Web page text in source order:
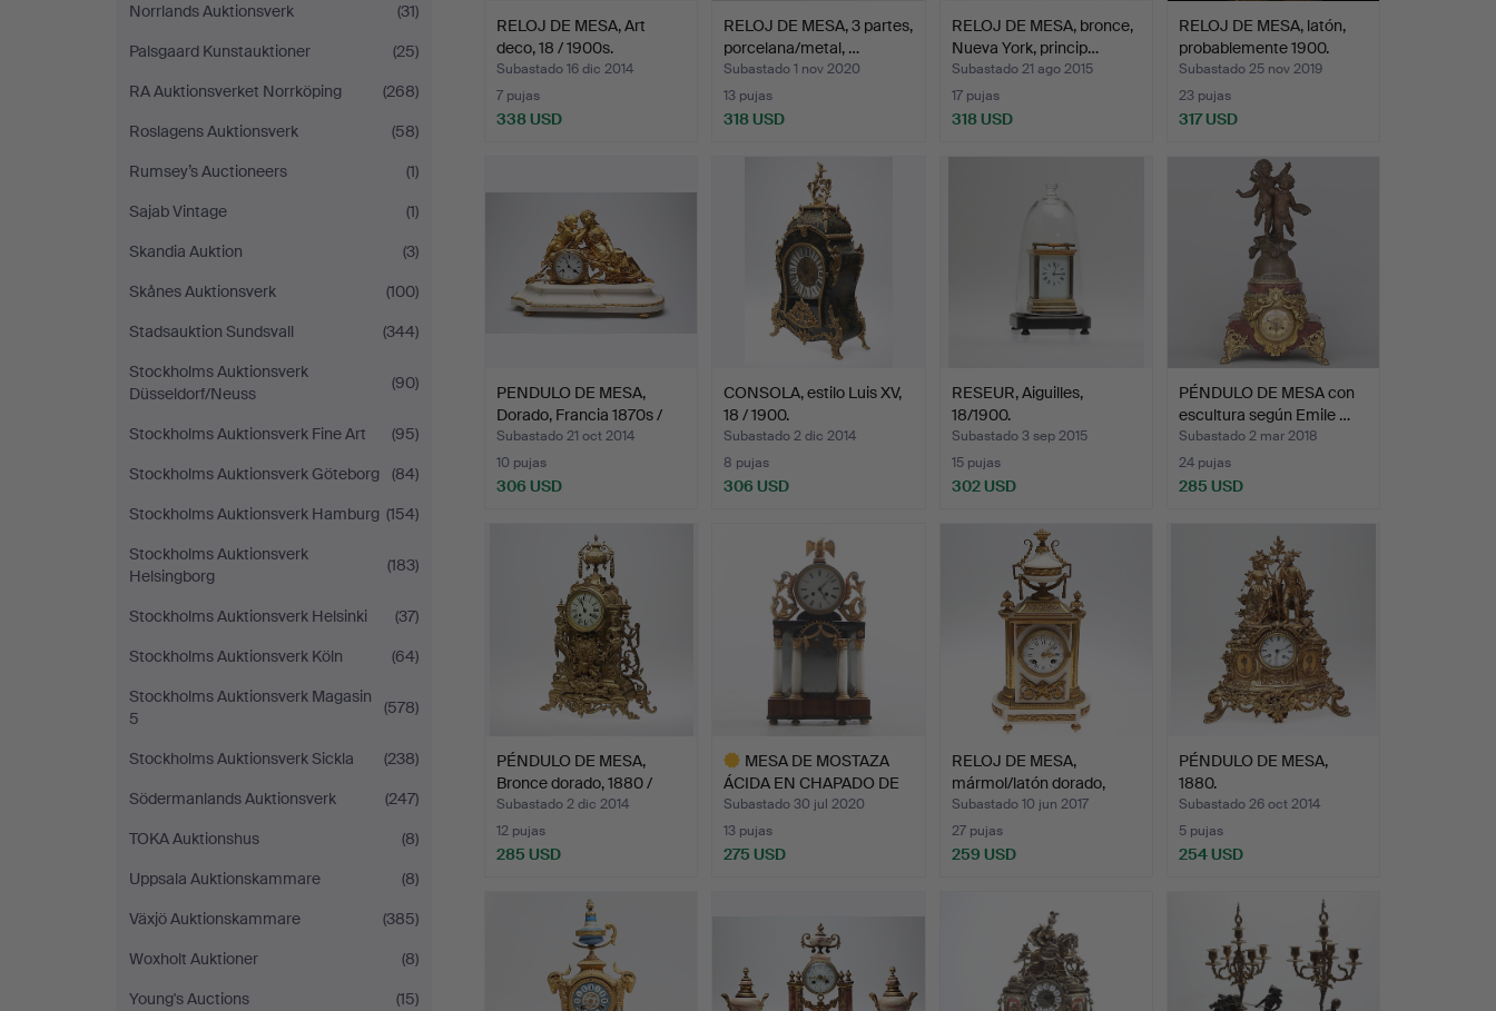
Norrlands Auktionsverk
(31)
Palsgaard Kunstauktioner
(25)
RA Auktionsverket Norrköping
(268)
Roslagens Auktionsverk
(58)
Rumsey’s Auctioneers
(1)
Sajab Vintage
(1)
Skandia Auktion
(3)
Skånes Auktionsverk
(100)
Stadsauktion Sundsvall
(344)
Stockholms Auktionsverk
Düsseldorf/Neuss
(90)
Stockholms Auktionsverk Fine Art
(95)
Stockholms Auktionsverk Göteborg
(84)
Stockholms Auktionsverk Hamburg (154)
Stockholms Auktionsverk
Helsingborg
(183)
Stockholms Auktionsverk Helsinki
(37)
Stockholms Auktionsverk Köln
(64)
Stockholms Auktionsverk Magasin
5
(578)
Stockholms Auktionsverk Sickla
(238)
Södermanlands Auktionsverk
(247)
TOKA Auktionshus
(8)
Uppsala Auktionskammare
(8)
Växjö Auktionskammare
(385)
Woxholt Auktioner
(8)
Young's Auctions
(15)
RELOJ DE MESA, Art
deco, 18 / 1900s.
Subastado 16 dic 2014
7 pujas
338 USD
RELOJ DE MESA, 3 partes,
porcelana/metal, …
Subastado 1 nov 2020
13 pujas
318 USD
RELOJ DE MESA, bronce,
Nueva York, princip…
Subastado 21 ago 2015
17 pujas
318 USD
RELOJ DE MESA, latón,
probablemente 1900.
Subastado 25 nov 2019
23 pujas
317 USD
PENDULO DE MESA,
Dorado, Francia 1870s /
8…
Subastado 21 oct 2014
10 pujas
306 USD
CONSOLA, estilo Luis XV,
18 / 1900.
Subastado 2 dic 2014
8 pujas
306 USD
RESEUR, Aiguilles,
18/1900.
Subastado 3 sep 2015
15 pujas
302 USD
PÉNDULO DE MESA con
escultura según Emile …
Subastado 2 mar 2018
24 pujas
285 USD
PÉNDULO DE MESA,
Bronce dorado, 1880 /
190…
Subastado 2 dic 2014
12 pujas
285 USD
MESA DE MOSTAZA
ÁCIDA EN CHAPADO DE
CAOBA …
Subastado 30 jul 2020
13 pujas
275 USD
RELOJ DE MESA,
mármol/latón dorado,
estilo…
Subastado 10 jun 2017
27 pujas
259 USD
PÉNDULO DE MESA,
1880.
Subastado 26 oct 2014
5 pujas
254 USD